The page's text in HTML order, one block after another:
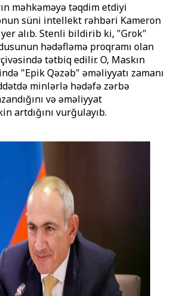
məhkəməyə təqdim etdiyi
süni intellekt rəhbəri Kameron
alıb. Stenli bildirib ki, "Grok"
hədəfləmə proqramı olan
tətbiq edilir. O, Maskın
"Epik Qəzəb" əməliyyatı zamanı
minlərlə hədəfə zərbə
və əməliyyat
artdığını vurğulayıb.